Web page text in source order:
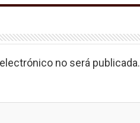
no será publicada.